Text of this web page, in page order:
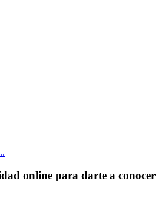
online para darte a conocer